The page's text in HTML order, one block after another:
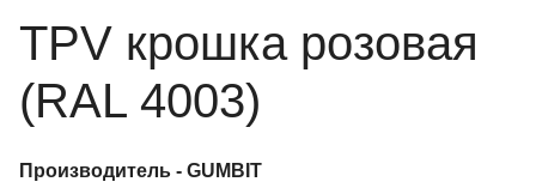
Отзывы Цветовой конструктор
TPV крошка розовая
(RAL 4003)
Производитель - GUMBIT